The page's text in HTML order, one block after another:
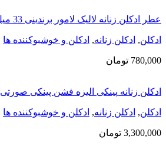
عطر ادکلن زنانه لالیک لامور برندینی 33 میل
ادکلن, ادکلن زنانه, ادکلن و خوشبوکننده ها
780,000 تومان
ادکلن زنانه پینکی الیزه فشن پینکی صورتی
ادکلن, ادکلن زنانه, ادکلن و خوشبوکننده ها
3,300,000 تومان